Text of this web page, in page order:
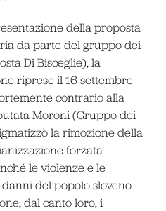
della proposta
da parte del gruppo dei
Di Bisceglie), la
riprese il 16 settembre
contrario alla
Moroni (Gruppo dei
la rimozione della
forzata
le violenze e le
del popolo sloveno
dal canto loro, i